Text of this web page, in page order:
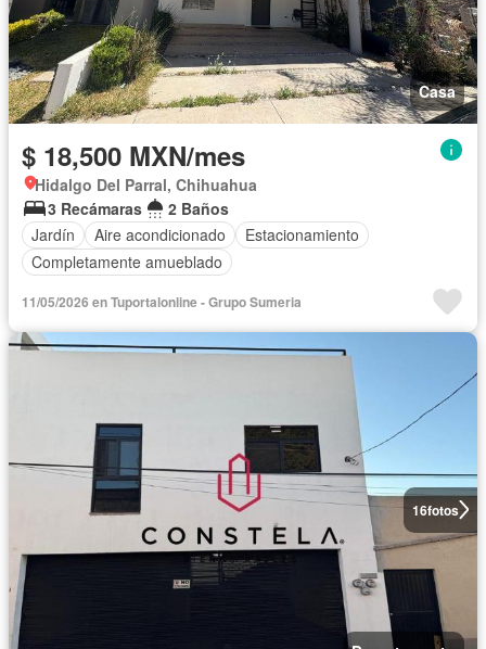
Casa
$ 18,500 MXN/mes
Hidalgo Del Parral, Chihuahua
3 Recámaras
2 Baños
Jardín
Aire acondicionado
Estacionamiento
Completamente amueblado
11/05/2026 en Tuportalonline - Grupo Sumeria
16fotos